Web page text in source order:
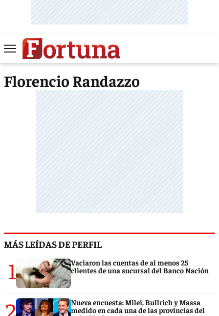
Florencio Randazzo
MÁS LEÍDAS DE PERFIL
1
Vaciaron las cuentas de al menos 25
clientes de una sucursal del Banco Nación
2
Nueva encuesta: Milei, Bullrich y Massa
medido en cada una de las provincias del